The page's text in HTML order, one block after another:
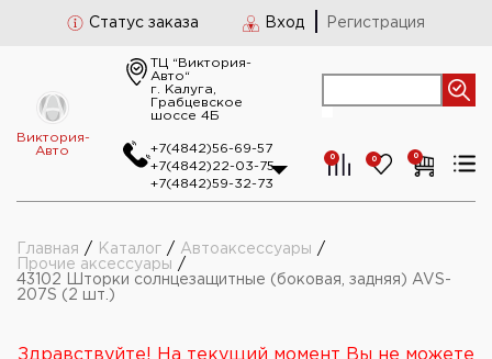
Статус заказа Вход Регистрация
Виктория-
Авто
ТЦ “Виктория-
Авто“
г. Калуга,
Грабцевское
шоссе 4Б
+7(4842)56-69-57
+7(4842)22-03-75
+7(4842)59-32-73
0 0 0
Главная / Каталог / Автоаксессуары /
Прочие аксессуары /
43102 Шторки солнцезащитные (боковая, задняя) AVS-
207S (2 шт.)
Здравствуйте! На текущий момент Вы не можете